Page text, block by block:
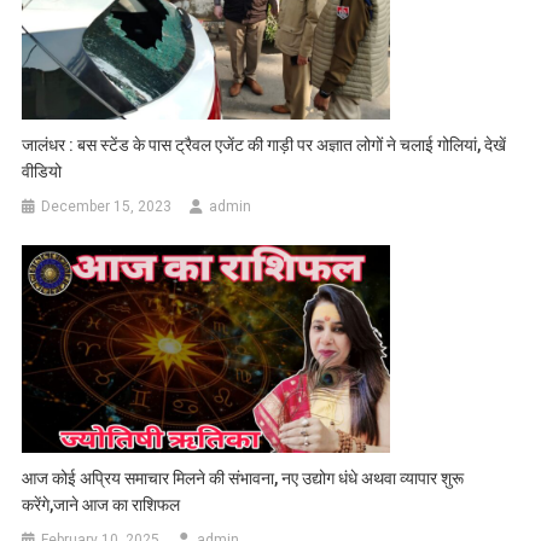
जालंधर : बस स्टेंड के पास ट्रैवल एजेंट की गाड़ी पर अज्ञात लोगों ने चलाई गोलियां, देखें
वीडियो
December 15, 2023 admin
आज कोई अप्रिय समाचार मिलने की संभावना, नए उद्योग धंधे अथवा व्यापार शुरू
करेंगे,जाने आज का राशिफल